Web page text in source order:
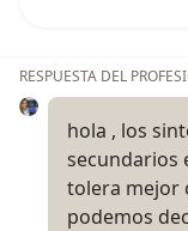
RESPUESTA DEL
hola , los
secundarios
tolera mejor
podemos